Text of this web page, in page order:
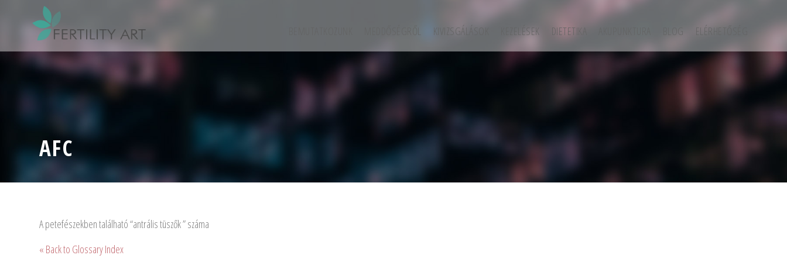
MEDDŐSÉGRŐL KIVIZSGÁLÁSOK KEZELÉSEK DIETETIKA BLOG ELÉRHETŐSÉG
AFC
A petefészekben található “antrális tüszők ” száma
« Back to Glossary Index